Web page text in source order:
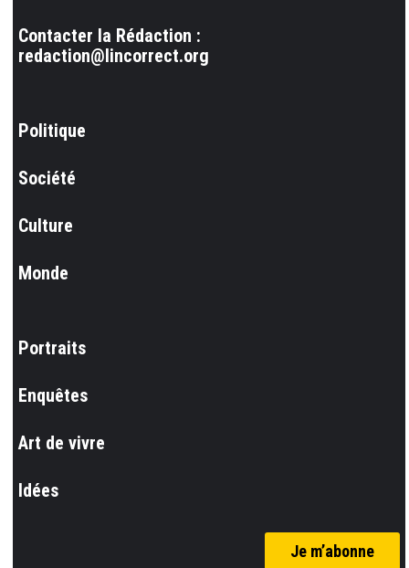
Contacter la Rédaction :
redaction@lincorrect.org
Politique
Société
Culture
Monde
Portraits
Enquêtes
Art de vivre
Idées
Je m’abonne